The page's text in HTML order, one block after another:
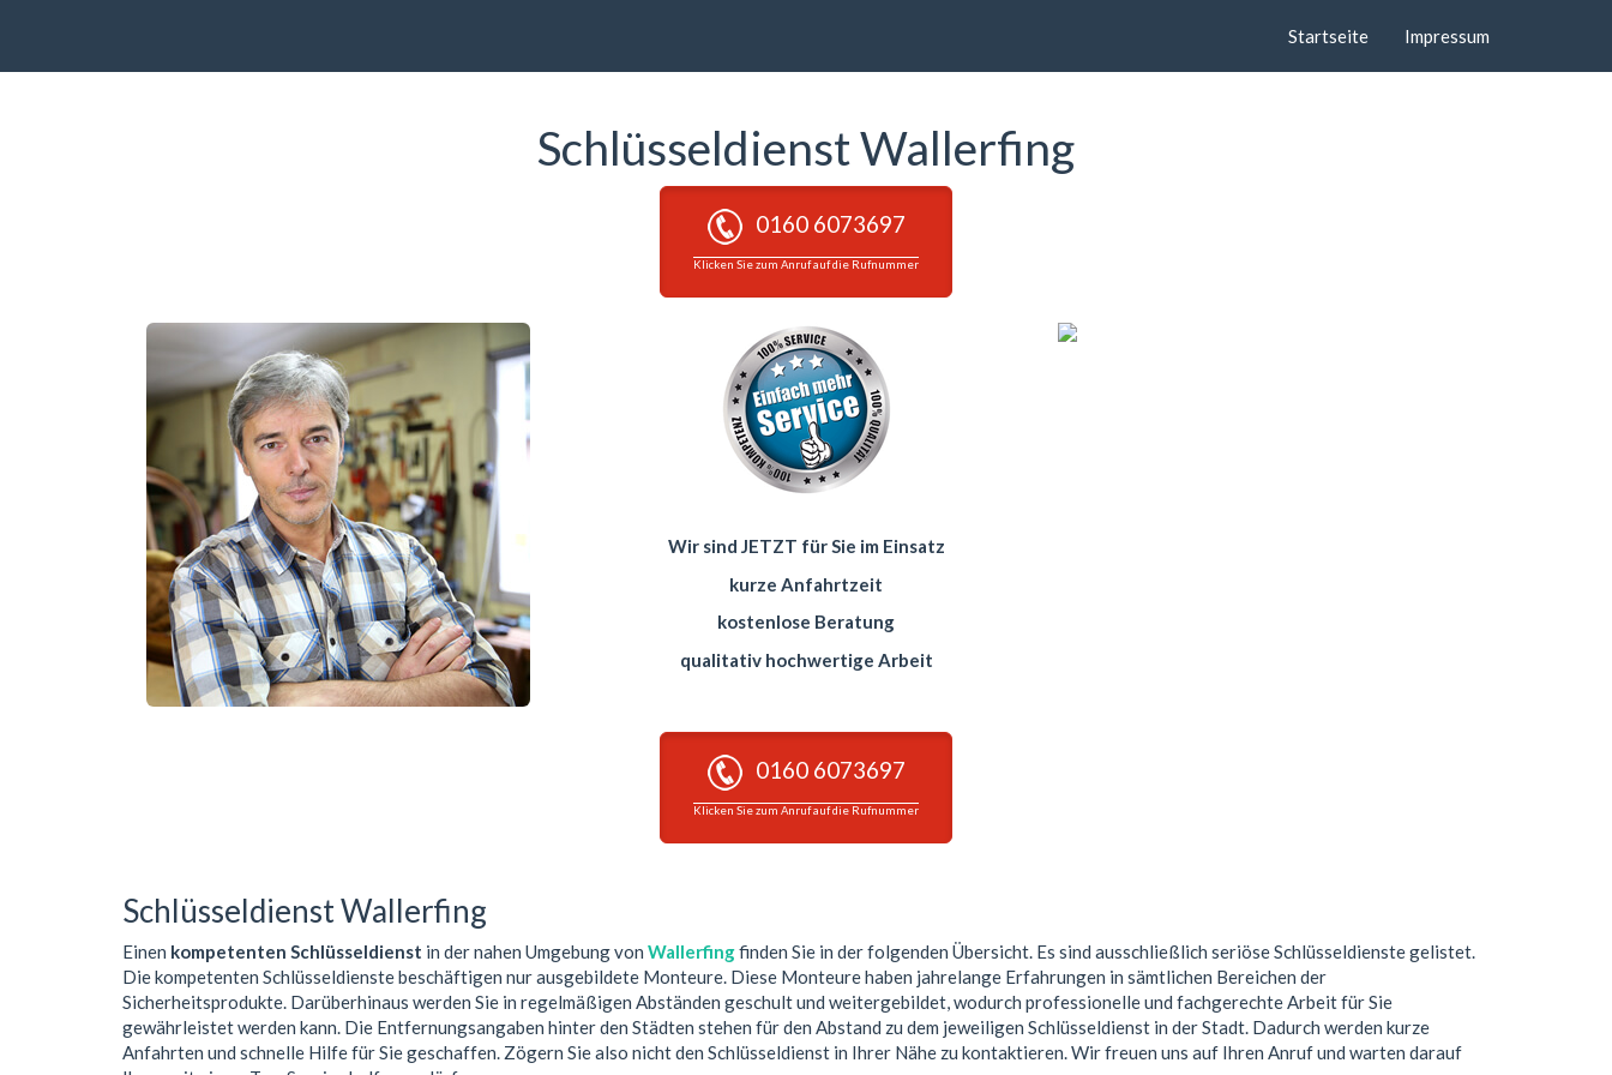
Startseite Impressum
Schlüsseldienst Wallerfing
0160 6073697
Klicken Sie zum Anruf auf die Rufnummer
Wir sind JETZT für Sie im Einsatz
kurze Anfahrtzeit
kostenlose Beratung
qualitativ hochwertige Arbeit
0160 6073697
Klicken Sie zum Anruf auf die Rufnummer
Schlüsseldienst Wallerfing
Einen kompetenten Schlüsseldienst in der nahen Umgebung von Wallerfingfinden Sie in der folgenden Übersicht. Es sind ausschließlich seriöse Schlüsseldienste gelistet.
Die kompetenten Schlüsseldienste beschäftigen nur ausgebildete Monteure. Diese Monteure haben jahrelange Erfahrungen in sämtlichen Bereichen der
Sicherheitsprodukte. Darüberhinaus werden Sie in regelmäßigen Abständen geschult und weitergebildet, wodurch professionelle und fachgerechte Arbeit für Sie
gewährleistet werden kann. Die Entfernungsangaben hinter den Städten stehen für den Abstand zu dem jeweiligen Schlüsseldienst in der Stadt. Dadurch werden kurze
Anfahrten und schnelle Hilfe für Sie geschaffen. Zögern Sie also nicht den Schlüsseldienst in Ihrer Nähe zu kontaktieren. Wir freuen uns auf Ihren Anruf und warten darauf